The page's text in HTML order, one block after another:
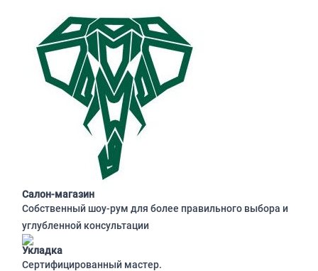
Салон-магазин
Собственный шоу-рум для более правильного выбора и
углубленной консультации
Укладка
Сертифицированный мастер.